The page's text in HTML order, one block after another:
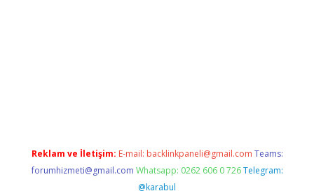
Reklam ve İletişim: E-mail: backlinkpaneli@gmail.com Teams:
forumhizmeti@gmail.com Whatsapp: 0262 606 0 726 Telegram:
@karabul